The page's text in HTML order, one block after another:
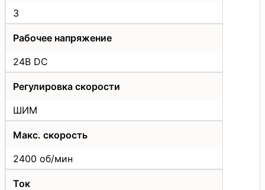
3
Рабочее напряжение
24В DC
Регулировка скорости
ШИМ
Макс. скорость
2400 об/мин
Ток